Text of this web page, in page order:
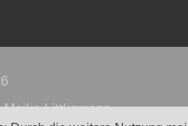
Maike Littkemann